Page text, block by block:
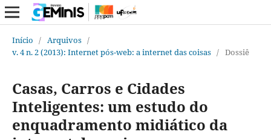
Início / Arquivos /
v. 4 n. 2 (2013): Internet pós-web: a internet das coisas / Dossiê
Casas, Carros e Cidades
Inteligentes: um estudo do
enquadramento midiático da